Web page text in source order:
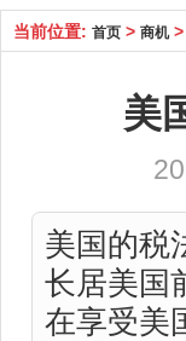
当前位置: 首页 > 商机>
美
美国的税
长居美国
在享受美